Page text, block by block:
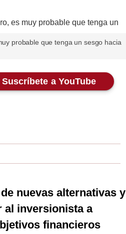
probable que tenga un sesgo hacia
Suscríbete a YouTube
nuevas alternativas y
al inversionista a
financieros